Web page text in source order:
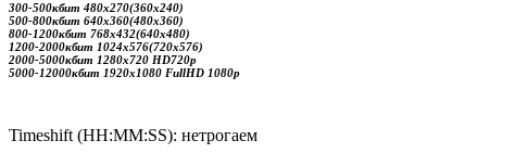
300-500кбит 480х270(360х240)
500-800кбит 640х360(480х360)
800-1200кбит 768х432(640х480)
1200-2000кбит 1024х576(720х576)
2000-5000кбит 1280х720 HD720p
5000-12000кбит 1920х1080 FullHD 1080p
Timeshift (HH:MM:SS): нетрогаем